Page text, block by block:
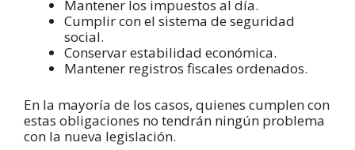
Mantener los impuestos al día.
Cumplir con el sistema de seguridad
social.
Conservar estabilidad económica.
Mantener registros fiscales ordenados.
En la mayoría de los casos, quienes cumplen con
estas obligaciones no tendrán ningún problema
con la nueva legislación.